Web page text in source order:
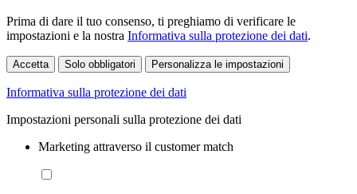
Prima di dare il tuo consenso, ti preghiamo di verificare le
impostazioni e la nostra Informativa sulla protezione dei dati.
Accetta Solo obbligatori Personalizza le impostazioni
Informativa sulla protezione dei dati
Impostazioni personali sulla protezione dei dati
Marketing attraverso il customer match